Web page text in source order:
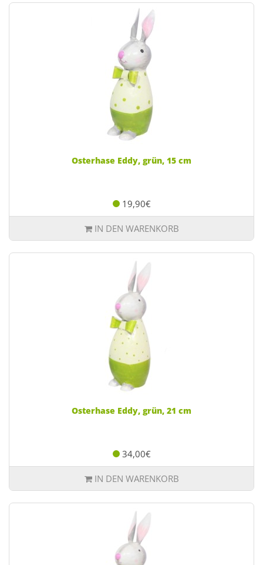
Osterhase Eddy, grün, 15 cm
19,90€
IN DEN WARENKORB
Osterhase Eddy, grün, 21 cm
34,00€
IN DEN WARENKORB